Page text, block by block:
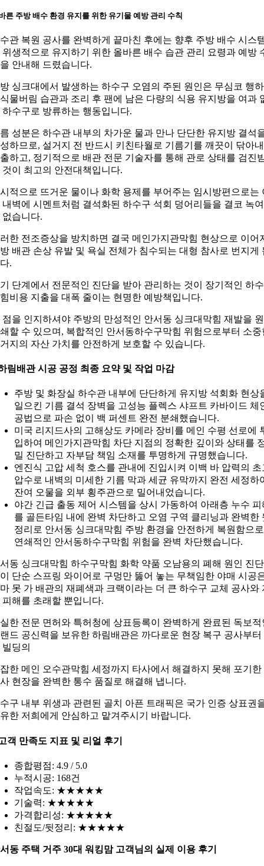
른 주방 배수 환경 유지를 위한 유기물 예방 관리 수칙
관 복원 공사를 완벽하게 끝마친 후에는 향후 주방 배수 시스
위생적으로 유지하기 위한 올바른 배수 습관 관리 요령과 예방
안내해 드렸습니다.
싱크대에서 발생하는 하수구 오염의 주된 원인은 무심코 행
물버림 습관과 조리 후 팬에 남은 다량의 식용 유지방을 여과
하수구로 방류하는 행동입니다.
성분은 하수관 내부의 차가운 물과 만나 단단한 유지방 결석
하므로, 설거지 전 반드시 키친타월로 기름기를 깨끗이 닦아
하고, 정기적으로 배관 전문 기술자를 통해 관로 상태를 검진
것이 최고의 안전대책입니다.
적으로 뜨거운 물이나 화학 용제를 부어주는 임시방편으로는
내벽에 시멘트처럼 결석화된 하수구 석회 덩어리들을 결코 녹
없습니다.
한 전조증상을 방치하면 결국 메인가지관막힘 현상으로 이어
배관 손상 유발 및 욕실 전체가 침수되는 대형 참사로 번지게
.
단계에서 전문적인 진단을 받아 관리하는 것이 장기적인 하
비용 지출을 대폭 줄이는 현명한 예방책입니다.
점을 인지하셔야 주방의 만성적인 안서동 싱크대막힘 재발을
할 수 있으며, 복합적인 안서동하수구막힘 위험으로부터 소중
지의 자산 가치를 안전하게 보호할 수 있습니다.
림배관 시공 공정 최종 요약 및 작업 마감
주방 및 화장실 하수관 내부에 단단하게 유지방 석회화 현상
일으킨 기름 결석 장벽을 고성능 플렉스 샤프트 카바이드 체
공법으로 파손 없이 백 퍼센트 완전 분쇄했습니다.
미국 리지드사의 고해상도 카메라 장비를 메인 수평 선로에
입하여 메인가지관막힘 차단 지점의 정확한 깊이와 상태를
밀 진단하고 자부담 책임 소재를 투명하게 규명했습니다.
엔진식 고압 세척 호스를 관내에 진입시켜 이백 바 압력의 초
압수로 내벽의 미세한 기름 막과 세균 유막까지 완전 세정하
잔여 오물을 외부 횡주관으로 밀어내었습니다.
야간 긴급 출동 제어 시스템을 상시 가동하여 아래층 누수 피
를 골든타임 내에 완벽 차단하고 오염 구역 클리닝과 완벽한
정리로 안서동 싱크대막힘 주방 환경을 안전하게 복원함으
연쇄적인 안서동하수구막힘 위험을 완벽 차단했습니다.
동 싱크대막힘 하수구막힘 화학 약품 오남용의 폐해 원인 진단
단순 스프링 와이어로 구멍만 뚫어 놓는 무책임한 야매 시공
못 가 배관의 재폐색과 크랙이라는 더 큰 하수구 교체 공사와
피해를 초래할 뿐입니다.
한 전문 면허와 특허청에 상표등록이 완벽하게 완료된 독보적
드 공신력을 보유한 하림배관은 까다로운 현장 복구 공사부터
빌딩의
한 메인 오수관막힘 세정까지 타사에서 해결하지 못해 포기한
현장을 완벽한 통수 품질로 해결해 냅니다.
구 내부 위생과 관련된 골치 아픈 트래픽은 국가 인증 상표권
한 저희에게 안심하고 맡겨주시기 바랍니다.
객 만족도 지표 및 리얼 후기
종합평점: 4.9 / 5.0
누적시공: 168건
작업속도: ★★★★★
기술력: ★★★★★
가격합리성: ★★★★★
친절도/뒷정리: ★★★★★
동 주택 거주 30대 워킹맘 고객님의 실제 이용 후기